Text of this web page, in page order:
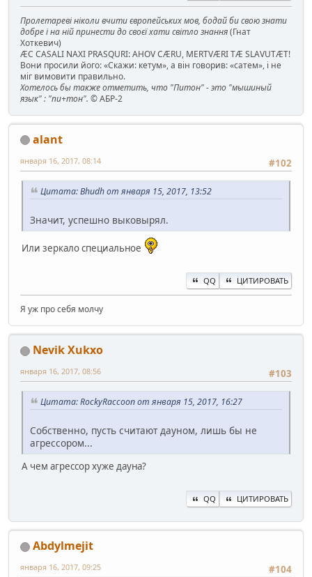
Пролетареві ніколи вчити європейських мов, бодай би свою знати
добре і на ній принести до своєї хати світло знання(Гнат
Хоткевич)
ÆC CASALI NAXI PRASQURI: AHOV CÆRU, MERTVÆRI TÆ SLAVUTÆT!
Вони просили його: «Скажи: кетум», а він говорив: «сатем», і не
міг вимовити правильно.
Хотелось бы также отметить, что "Питон" - это "мышиный
язык" : "пи+тон". © АБР-2
alant
#102
января 16, 2017, 08:14
Цитата: Bhudh от января 15, 2017, 13:52
Значит, успешно выковырял.
Или зеркало специальное
QQ ЦИТИРОВАТЬ
Я уж про себя молчу
Nevik Xukxo
#103
января 16, 2017, 08:56
Цитата: RockyRaccoon от января 15, 2017, 16:27
Собственно, пусть считают дауном, лишь бы не
агрессором...
А чем агрессор хуже дауна?
QQ ЦИТИРОВАТЬ
Abdylmejit
#104
января 16, 2017, 09:25